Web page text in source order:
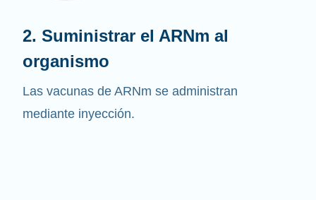
2. Suministrar el ARNm al
organismo
Las vacunas de ARNm se administran
mediante inyección.